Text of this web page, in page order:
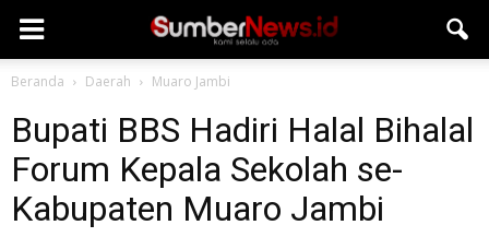
Beranda Daerah Muaro Jambi
Bupati BBS Hadiri Halal Bihalal
Forum Kepala Sekolah se-
Kabupaten Muaro Jambi